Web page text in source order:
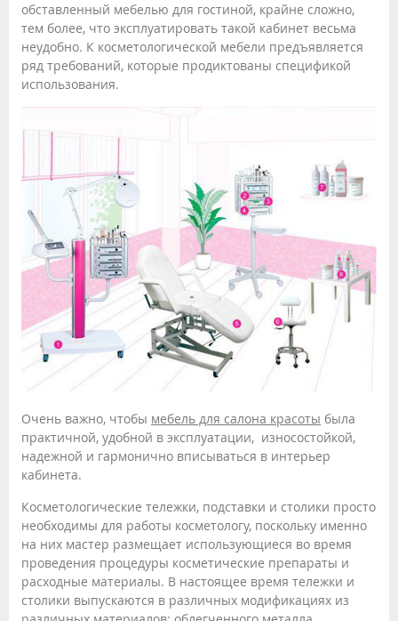
обставленный мебелью для гостиной, крайне сложно,
тем более, что эксплуатировать такой кабинет весьма
неудобно. К косметологической мебели предъявляется
ряд требований, которые продиктованы спецификой
использования.
Очень важно, чтобы мебель для салона красоты была
практичной, удобной в эксплуатации, износостойкой,
надежной и гармонично вписываться в интерьер
кабинета.
Косметологические тележки, подставки и столики просто
необходимы для работы косметологу, поскольку именно
на них мастер размещает использующиеся во время
проведения процедуры косметические препараты и
расходные материалы. В настоящее время тележки и
столики выпускаются в различных модификациях из